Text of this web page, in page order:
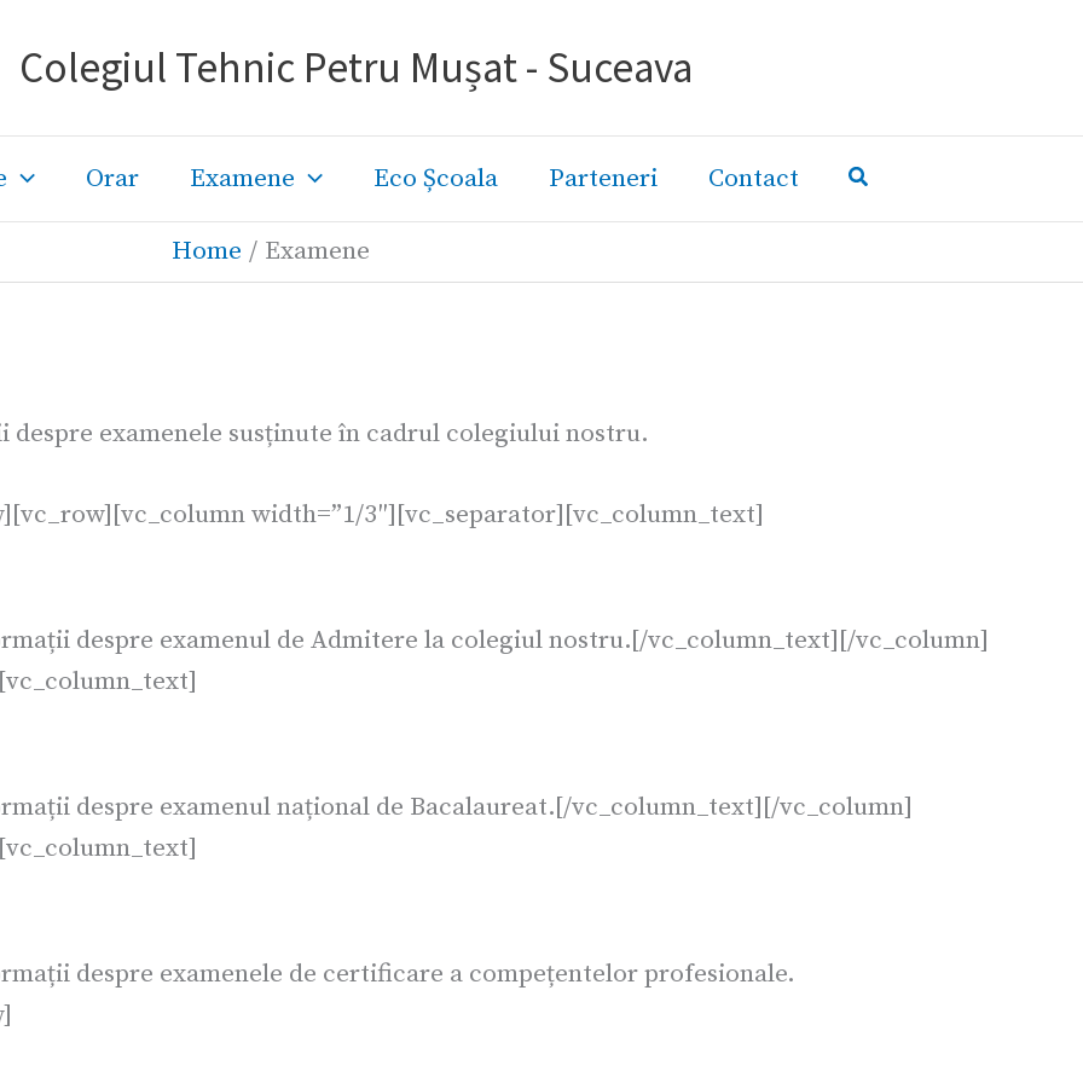
Colegiul Tehnic Petru Mușat - Suceava
Orar Examene Eco Școala Parteneri Contact
Home Examene
despre examenele susținute în cadrul colegiului nostru.
width=”1/3″][vc_separator][vc_column_text]
despre examenul de Admitere la colegiul nostru.[/vc_column_text][/vc_column]
despre examenul național de Bacalaureat.[/vc_column_text][/vc_column]
despre examenele de certificare a compețentelor profesionale.